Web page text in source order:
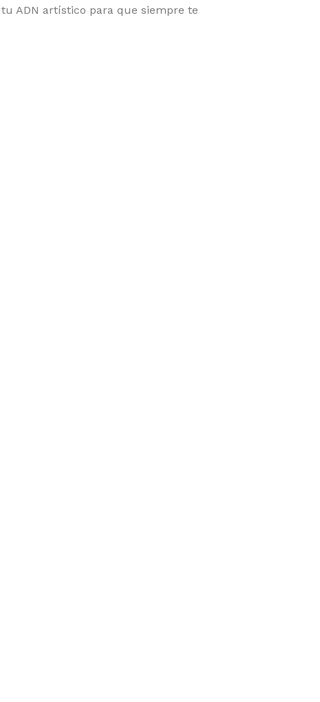
ADN artístico para que siempre te